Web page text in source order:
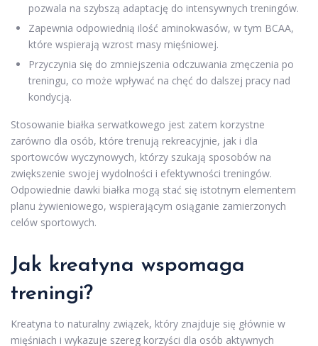
pozwala na szybszą adaptację do intensywnych treningów.
Zapewnia odpowiednią ilość aminokwasów, w tym BCAA,
które wspierają wzrost masy mięśniowej.
Przyczynia się do zmniejszenia odczuwania zmęczenia po
treningu, co może wpływać na chęć do dalszej pracy nad
kondycją.
Stosowanie białka serwatkowego jest zatem korzystne
zarówno dla osób, które trenują rekreacyjnie, jak i dla
sportowców wyczynowych, którzy szukają sposobów na
zwiększenie swojej wydolności i efektywności treningów.
Odpowiednie dawki białka mogą stać się istotnym elementem
planu żywieniowego, wspierającym osiąganie zamierzonych
celów sportowych.
Jak kreatyna wspomaga
treningi?
Kreatyna to naturalny związek, który znajduje się głównie w
mięśniach i wykazuje szereg korzyści dla osób aktywnych